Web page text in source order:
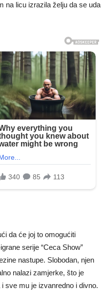
na licu izrazila želju da se uda
da će joj to omogućiti
serije “Ceca Show”
nastupe. Slobodan, njen
nalazi zamjerke, što je
sve mu je izvanredno i divno.